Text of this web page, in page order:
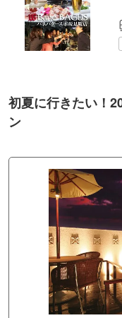
初夏に行きたい！
ン